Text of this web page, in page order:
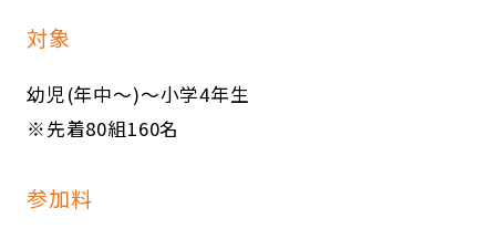
対象
幼児(年中～)～小学4年生
※先着80組160名
参加料